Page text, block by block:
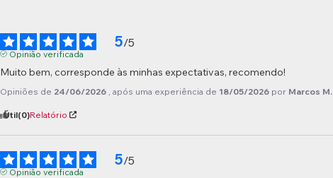
5/5
Opinião verificada
Muito bem, corresponde às minhas expectativas, recomendo!
Opiniões de 24/06/2026 , após uma experiência de 18/05/2026 por Marcos M.
Útil(0)Relatório
5/5
Opinião verificada